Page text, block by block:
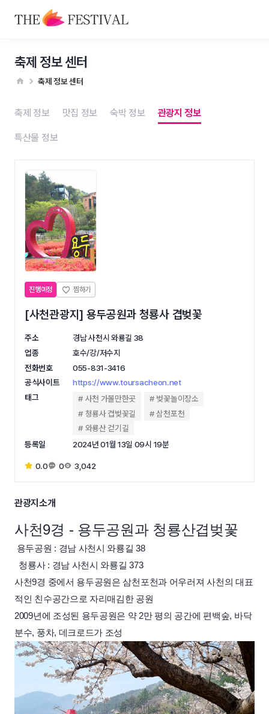
축제 정보 센터
축제 정보 센터
축제 정보 맛집 정보 숙박 정보 관광지 정보
특산물 정보
진행예정
[사천관광지] 용두공원과 청룡사 겹벚꽃
주소
경남 사천시 와룡길 38
업종
호수/강/저수지
전화번호
055-831-3416
공식사이트
https://www.toursacheon.net
태그
사천 가볼만한곳
벚꽃놀이장소
청룡사 겹벚꽃길
삼천포천
와룡산 걷기길
등록일
2024년 01월 13일 09시 19분
0.0 0 3,042
관광지소개
사천9경 - 용두공원과 청룡산겹벚꽃
용두공원 : 경남 사천시 와룡길 38
청룡사 : 경남 사천시 와룡길 373
사천9경 중에서 용두공원은 삼천포천과 어우러져 사천의 대표
적인 친수공간으로 자리매김한 공원
2009년에 조성된 용두공원은 약 2만 평의 공간에 편백숲, 바닥
분수, 풍차, 데크로드가 조성